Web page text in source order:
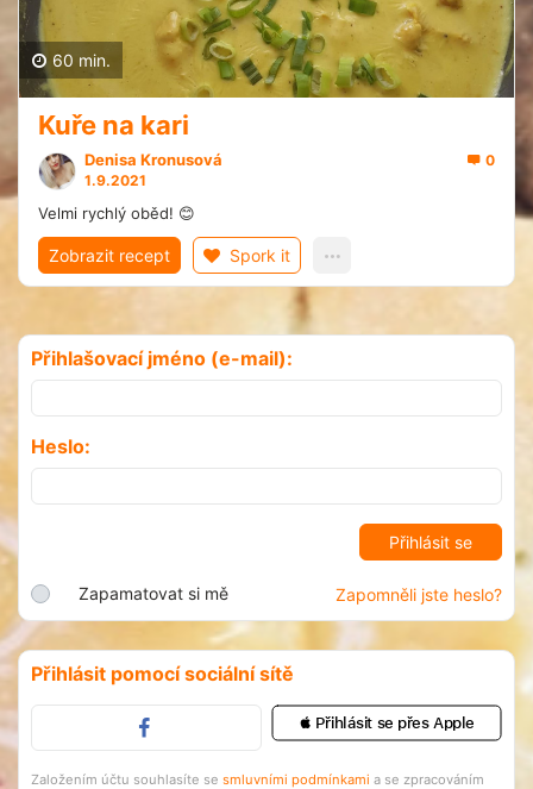
60 min.
Kuře na kari
0
Denisa Kronusová
1.9.2021
Velmi rychlý oběd! 😊
Zobrazit recept Spork it
Přihlašovací jméno (e-mail):
Heslo:
Zapamatovat si mě Zapomněli jste heslo?
Přihlásit pomocí sociální sítě
 Přihlásit se přes Apple
Založením účtu souhlasíte se smluvními podmínkami a se zpracováním